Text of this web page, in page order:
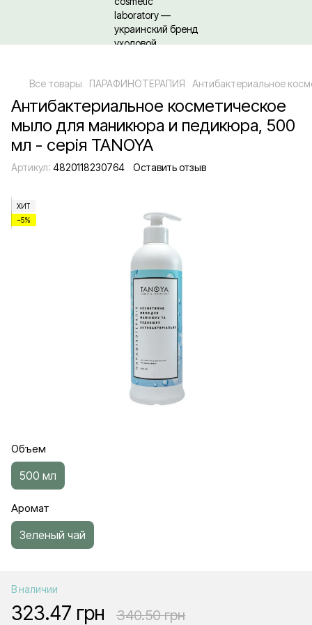
Все товары ПАРАФИНОТЕРАПИЯ Антибактериальное
Антибактериальное косметическое
мыло для маникюра и педикюра, 500
мл - серія TANOYA
Артикул: 4820118230764 Оставить отзыв
ХИТ
−5%
Объем
500 мл
Аромат
Зеленый чай
В наличии
323.47 грн 340.50 грн